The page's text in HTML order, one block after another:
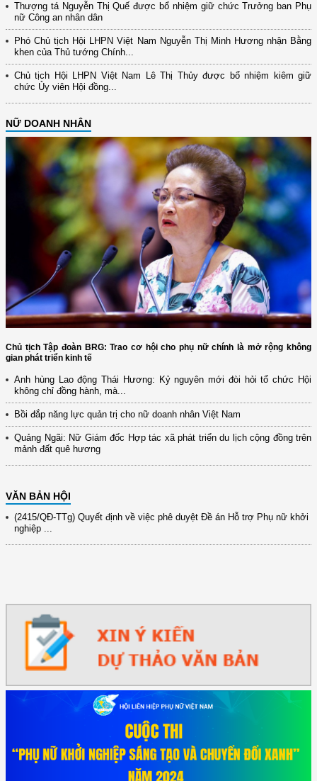
Thượng tá Nguyễn Thị Quế được bổ nhiệm giữ chức Trưởng ban Phụ
nữ Công an nhân dân
Phó Chủ tịch Hội LHPN Việt Nam Nguyễn Thị Minh Hương nhận Bằng
khen của Thủ tướng Chính...
Chủ tịch Hội LHPN Việt Nam Lê Thị Thủy được bổ nhiệm kiêm giữ
chức Ủy viên Hội đồng...
NỮ DOANH NHÂN
Chủ tịch Tập đoàn BRG: Trao cơ hội cho phụ nữ chính là mở rộng không
gian phát triển kinh tế
Anh hùng Lao động Thái Hương: Kỷ nguyên mới đòi hỏi tổ chức Hội
không chỉ đồng hành, mà...
Bồi đắp năng lực quản trị cho nữ doanh nhân Việt Nam
Quảng Ngãi: Nữ Giám đốc Hợp tác xã phát triển du lịch cộng đồng trên
mảnh đất quê hương
VĂN BẢN HỘI
đổi mới ...
(898/KH/ĐCT) Kế hoạch thực hiện Quyết định số 2415/QĐ-TTg ngày
31/10/2025 ...
(417/QĐ-BNNMT) Quyết định phê duyệt Chương trình mục tiêu quốc gia
xây dựng ...
(2415/QĐ-TTg) Quyết định về việc phê duyệt Đề án Hỗ trợ Phụ nữ khởi
nghiệp ...